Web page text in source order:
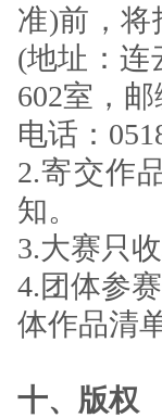
准)前，将
(地址：连
602室，
电话：
2.寄交作
知。
3.大赛只
4.团体参
体作品清
十、版权